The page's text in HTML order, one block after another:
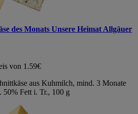
des Monats Unsere Heimat Allgäuer
von 1.59€
aus Kuhmilch, mind. 3 Monate
50% Fett i. Tr., 100 g